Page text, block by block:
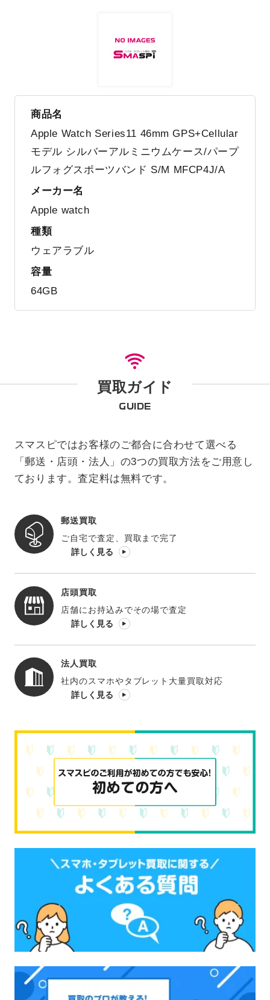
商品名
Apple Watch Series11 46mm GPS+Cellular
モデル シルバーアルミニウムケース/パープ
ルフォグスポーツバンド S/M MFCP4J/A
メーカー名
Apple watch
種類
ウェアラブル
容量
64GB
買取ガイド
GUIDE
スマスピではお客様のご都合に合わせて選べる
「郵送・店頭・法人」の3つの買取方法をご用意し
ております。査定料は無料です。
郵送買取
ご自宅で査定、買取まで完了
詳しく見る
店頭買取
店舗にお持込みでその場で査定
詳しく見る
法人買取
社内のスマホやタブレット大量買取対応
詳しく見る